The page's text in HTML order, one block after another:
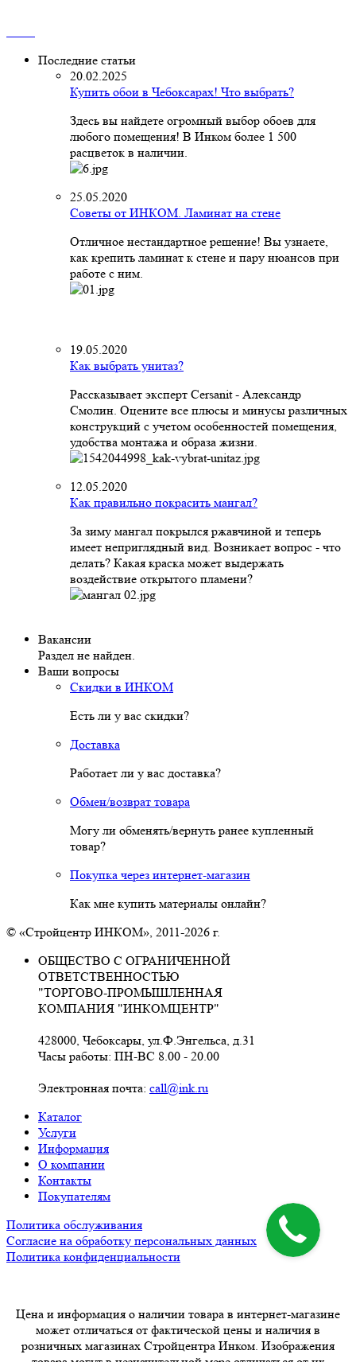
Последние статьи
20.02.2025
Купить обои в Чебоксарах! Что выбрать?
Здесь вы найдете огромный выбор обоев для
любого помещения! В Инком более 1 500
расцветок в наличии.
25.05.2020
Советы от ИНКОМ. Ламинат на стене
Отличное нестандартное решение! Вы узнаете,
как крепить ламинат к стене и пару нюансов при
работе с ним.
19.05.2020
Как выбрать унитаз?
Рассказывает эксперт Cersanit - Александр
Смолин. Оцените все плюсы и минусы различных
конструкций с учетом особенностей помещения,
удобства монтажа и образа жизни.
12.05.2020
Как правильно покрасить мангал?
За зиму мангал покрылся ржавчиной и теперь
имеет неприглядный вид. Возникает вопрос - что
делать? Какая краска может выдержать
воздействие открытого пламени?
Вакансии
Раздел не найден.
Ваши вопросы
Скидки в ИНКОМ
Есть ли у вас скидки?
Доставка
Работает ли у вас доставка?
Обмен/возврат товара
Могу ли обменять/вернуть ранее купленный
товар?
Покупка через интернет-магазин
Как мне купить материалы онлайн?
© «Стройцентр ИНКОМ», 2011-2026 г.
ОБЩЕСТВО С ОГРАНИЧЕННОЙ
ОТВЕТСТВЕННОСТЬЮ
"ТОРГОВО-ПРОМЫШЛЕННАЯ
КОМПАНИЯ "ИНКОМЦЕНТР"
428000, Чебоксары, ул.Ф.Энгельса, д.31
Часы работы: ПН-ВС 8.00 - 20.00
Электронная почта: call@ink.ru
Каталог
Услуги
Информация
О компании
Контакты
Покупателям
Политика обслуживания
Согласие на обработку персональных данных
Политика конфиденциальности
Цена и информация о наличии товара в интернет-магазине
может отличаться от фактической цены и наличия в
розничных магазинах Стройцентра Инком. Изображения